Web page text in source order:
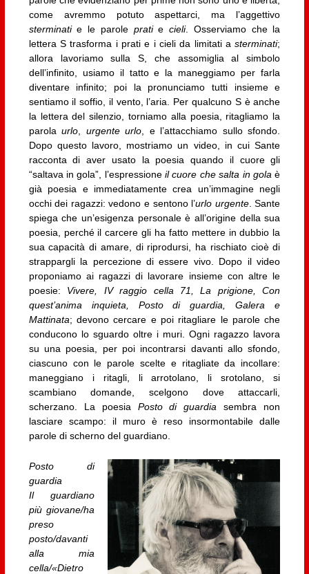
come avremmo potuto aspettarci, ma l’aggettivo
sterminatie le parole pratiecieli. Osserviamo che la
lettera S trasforma i prati e i cieli da limitati asterminati;
allora lavoriamo sulla S, che assomiglia al simbolo
dell’infinito, usiamo il tatto e la maneggiamo per farla
diventare infinito; poi la pronunciamo tutti insieme e
sentiamo il soffio, il vento, l’aria. Per qualcuno S è anche
la lettera del silenzio, torniamo alla poesia, ritagliamo la
parolaurlo, urgente urlo, e l’attacchiamo sullo sfondo.
Dopo questo lavoro, mostriamo un video, in cui Sante
racconta di aver usato la poesia quando il cuore gli
“saltava in gola”, l’espressioneil cuore che salta in golaè
già poesia e immediatamente crea un’immagine negli
occhi dei ragazzi: vedono e sentono l’urlo urgente. Sante
spiega che un’esigenza personale è all’origine della sua
poesia, perché il carcere gli ha fatto mettere in dubbio la
sua capacità di amare, di riprodursi, ha rischiato cioè di
strappargli la percezione di essere vivo. Dopo il video
proponiamo ai ragazzi di lavorare insieme con altre le
poesie: Vivere, IV raggio cella 71, La prigione, Con
quest’anima inquieta, Posto di guardia, Galera e
Mattinata; devono cercare e poi ritagliare le parole che
conducono lo sguardo oltre i muri. Ogni ragazzo lavora
su una poesia, per poi incontrarsi davanti allo sfondo,
ciascuno con le parole scelte e ritagliate da incollare:
maneggiano i ritagli, li arrotolano, li srotolano, si
scambiano domande, scelgono dove attaccarli,
scherzano. La poesia Posto di guardia sembra non
lasciare scampo: il muro è reso insormontabile dalle
parole di scherno del guardiano.
Posto di
guardia
Il guardiano
più giovane/ha
preso
posto/davanti
alla mia
cella/«Dietro